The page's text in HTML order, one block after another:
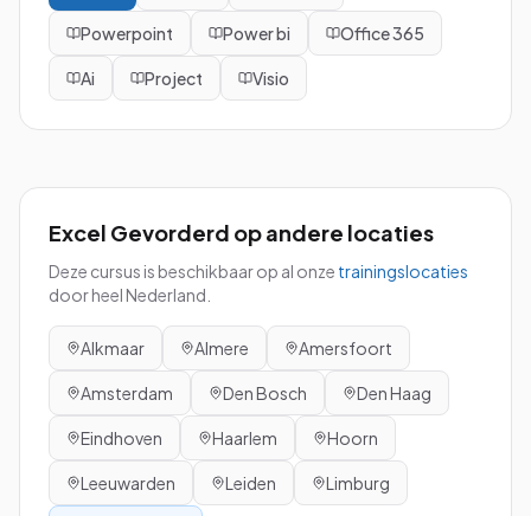
Powerpoint Power bi Office 365
Ai Project Visio
Excel Gevorderd op andere locaties
Deze cursus is beschikbaar op al onze trainingslocaties
door heel Nederland.
Alkmaar Almere Amersfoort
Amsterdam Den Bosch Den Haag
Eindhoven Haarlem Hoorn
Leeuwarden Leiden Limburg